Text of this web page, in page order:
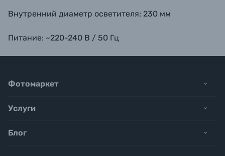
Внутренний диаметр осветителя: 230 мм
Питание: ~220-240 В / 50 Гц
Фотомаркет
Услуги
Блог